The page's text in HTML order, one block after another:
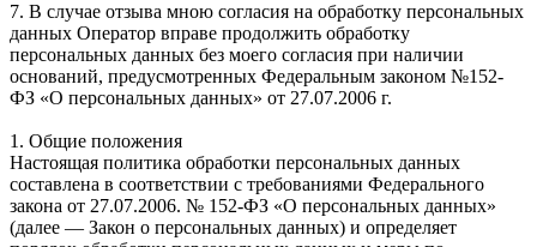
7. В случае отзыва мною согласия на обработку персональных
данных Оператор вправе продолжить обработку
персональных данных без моего согласия при наличии
оснований, предусмотренных Федеральным законом №152-
ФЗ «О персональных данных» от 27.07.2006 г.
1. Общие положения
Настоящая политика обработки персональных данных
составлена в соответствии с требованиями Федерального
закона от 27.07.2006. № 152-ФЗ «О персональных данных»
(далее — Закон о персональных данных) и определяет